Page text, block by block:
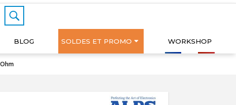
BLOG SOLDES ET PROMO WORKSHOP